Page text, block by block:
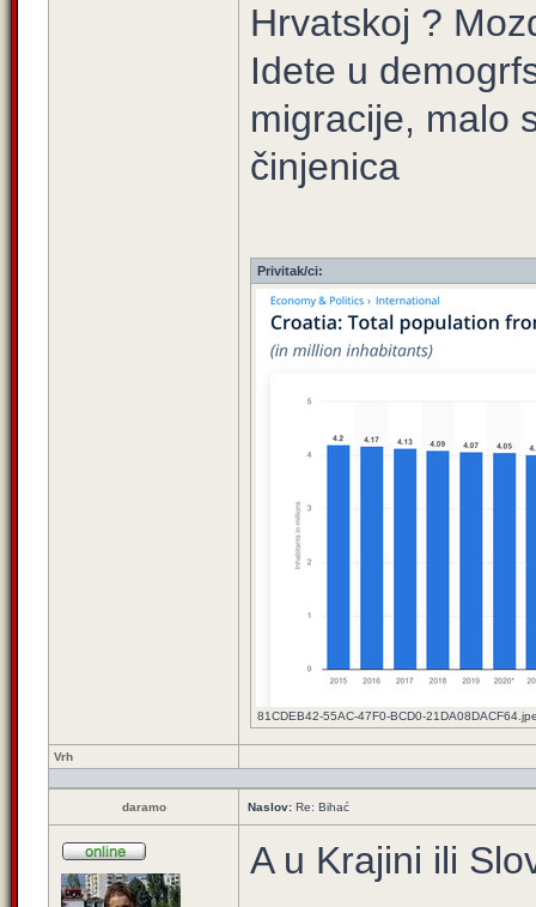
Hrvatskoj ?
Idete u
migracije, malo
činjenica
Privitak/ci:
81CDEB42-55AC-47F0-BCD0-
Vrh
daramo Naslov: Re: Bihać
A u Krajini ili